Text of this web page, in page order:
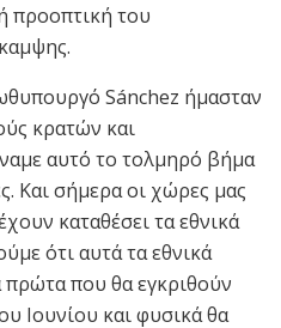
προοπτική του
Sánchez ήμασταν
κρατών και
αυτό το τολμηρό βήμα
Και σήμερα οι χώρες μας
καταθέσει τα εθνικά
ότι αυτά τα εθνικά
πρώτα που θα εγκριθούν
Ιουνίου και φυσικά θα